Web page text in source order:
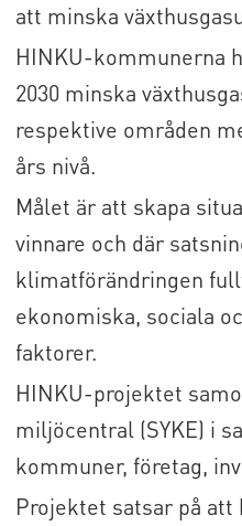
att minska
HINKU-kommunerna
2030 minska
respektive områden
års nivå.
Målet är att skapa
vinnare och där
klimatförändringen
ekonomiska, sociala
faktorer.
HINKU-projektet
miljöcentral (SYKE) i
kommuner, företag,
Projektet satsar på